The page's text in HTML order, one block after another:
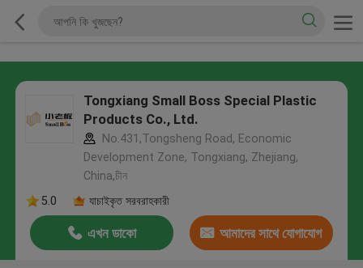
Tongxiang Small Boss Special Plastic
Products Co., Ltd.
No.431,Tongsheng Road, Economic
Development Zone, Tongxiang, Zhejiang,
China,চীন
5.0
যাচাইকৃত সরবরাহকারী
এখন ডাকো আমাদের সাথে যোগাযোগ